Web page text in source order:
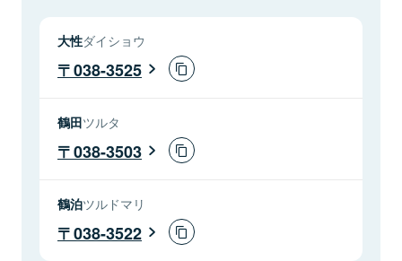
大性ダイショウ
038-3525
鶴田ツルタ
038-3503
鶴泊ツルドマリ
038-3522